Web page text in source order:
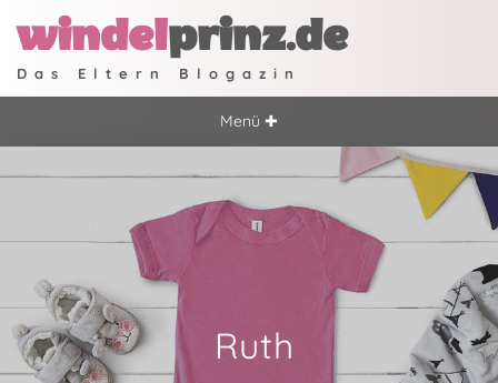
windelprinz.de
Das Eltern Blogazin
Menü ✚
Ruth